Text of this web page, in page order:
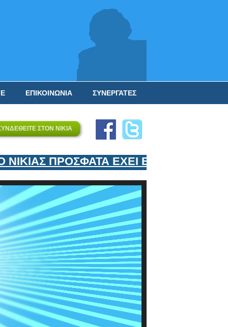
ΣΥΝΕΡΓΑΤΕΣ
ΕΠΙΚΟΙΝΩΝΙΑ
ΣΤΟΝ ΝΙΚΙΑ
ΠΡΟΣΦΑΤΑ ΕΧΕΙ ΕΝΤΑΞΕΙ ΣΤΟΝ